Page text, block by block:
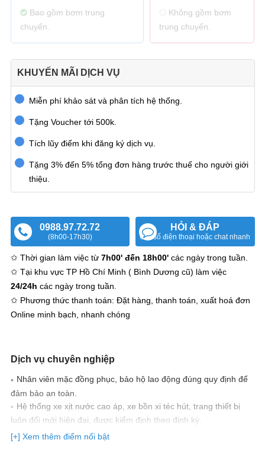
Bao gồm bơm trung
chuyển.
Không gồm bơm
trung chuyển.
KHUYẾN MÃI DỊCH VỤ
Miễn phí khảo sát và phân tích hệ thống.
Tặng Voucher tới 500k.
Tích lũy điểm khi đăng ký dịch vụ.
Tặng 3% đến 5% tổng đơn hàng trước thuế cho người giới
thiệu.
0988.97.72.72
(8h00-17h30)
HỎI & ĐÁP
Gửi số điện thoại hoặc chat nhanh
✩ Thời gian làm việc từ 7h00' đến 18h00'các ngày trong tuần.
✩ Tại khu vực TP Hồ Chí Minh ( Bình Dương cũ) làm việc
24/24h các ngày trong tuần.
✩ Phương thức thanh toán: Đặt hàng, thanh toán, xuất hoá đơn
Online minh bạch, nhanh chóng
Dịch vụ chuyên nghiệp
Nhân viên mặc đồng phục, bảo hộ lao động đúng quy định để
đảm bảo an toàn.
Hệ thống xe xịt nước cao áp, xe bồn xi téc hút, trang thiết bị
luôn đổi mới hiện đại, được kiểm định theo định kỳ.
Xử lý nhanh gọn, vệ sinh sạch sẽ những vị trí đã làm việc sau
[+] Xem thêm điểm nổi bật